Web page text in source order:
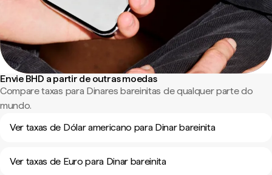
Envie BHD a partir de outras moedas
Compare taxas para Dinares bareinitas de qualquer parte do
mundo.
Ver taxas de Dólar americano para Dinar bareinita
Ver taxas de Euro para Dinar bareinita